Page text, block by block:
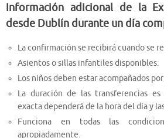
Información adicional de la
desde Dublín durante un día
La confirmación se recibirá cuando se
Asientos o sillas infantiles disponibles.
Los niños deben estar acompañados
La duración de las transferencias es
exacta dependerá de la hora del día y
Funciona en todas las
apropiadamente.